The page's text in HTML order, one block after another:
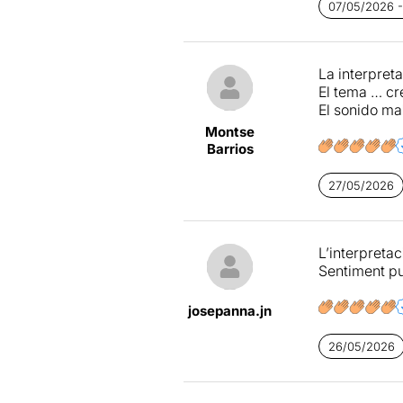
21/03/2025
despullen
filla en la
(Carlos
acostar-se
vegada
07/05/2026
Montse
Barrios
La
El tema …
El sonido
27/05/2026
josepanna.jn
Sentiment
26/05/2026